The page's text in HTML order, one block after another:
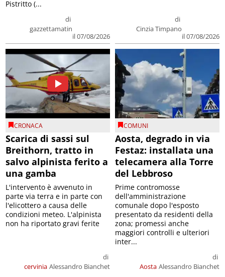
di
gazzettamatin
il 07/08/2026
Pistritto (...
di
Cinzia Timpano
il 07/08/2026
CRONACA
Scarica di sassi sul
Breithorn, tratto in
salvo alpinista ferito a
una gamba
cervinia
di
Alessandro Bianchet
L'intervento è avvenuto in
parte via terra e in parte con
l'elicottero a causa delle
condizioni meteo. L'alpinista
non ha riportato gravi ferite
COMUNI
Aosta, degrado in via
Festaz: installata una
telecamera alla Torre
del Lebbroso
Aosta
di
Alessandro Bianchet
Prime contromosse
dell'amministrazione
comunale dopo l'esposto
presentato da residenti della
zona; promessi anche
maggiori controlli e ulteriori
inter...